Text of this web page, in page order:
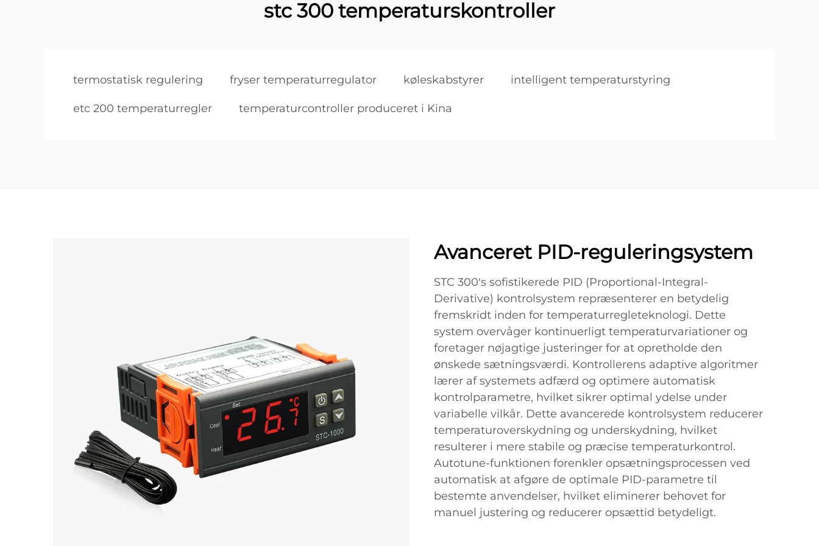
stc 300 temperaturskontroller
termostatisk regulering fryser temperaturregulator køleskabstyrer intelligent temperaturstyring
etc 200 temperaturregler temperaturcontroller produceret i Kina
Avanceret PID-reguleringsystem
STC 300's sofistikerede PID (Proportional-Integral-
Derivative) kontrolsystem repræsenterer en betydelig
fremskridt inden for temperaturregleteknologi. Dette
system overvåger kontinuerligt temperaturvariationer og
foretager nøjagtige justeringer for at opretholde den
ønskede sætningsværdi. Kontrollerens adaptive algoritmer
lærer af systemets adfærd og optimere automatisk
kontrolparametre, hvilket sikrer optimal ydelse under
variabelle vilkår. Dette avancerede kontrolsystem reducerer
temperaturoverskydning og underskydning, hvilket
resulterer i mere stabile og præcise temperaturkontrol.
Autotune-funktionen forenkler opsætningsprocessen ved
automatisk at afgøre de optimale PID-parametre til
bestemte anvendelser, hvilket eliminerer behovet for
manuel justering og reducerer opsættid betydeligt.